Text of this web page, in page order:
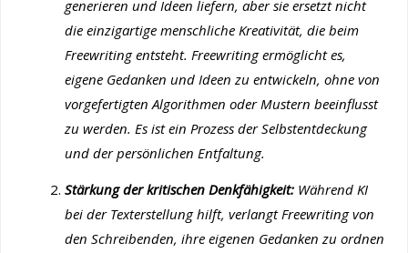
generieren und Ideen liefern, aber sie ersetzt nicht
die einzigartige menschliche Kreativität, die beim
Freewriting entsteht. Freewriting ermöglicht es,
eigene Gedanken und Ideen zu entwickeln, ohne von
vorgefertigten Algorithmen oder Mustern beeinflusst
zu werden. Es ist ein Prozess der Selbstentdeckung
und der persönlichen Entfaltung.
Stärkung der kritischen Denkfähigkeit: Während KI
bei der Texterstellung hilft, verlangt Freewriting von
den Schreibenden, ihre eigenen Gedanken zu ordnen